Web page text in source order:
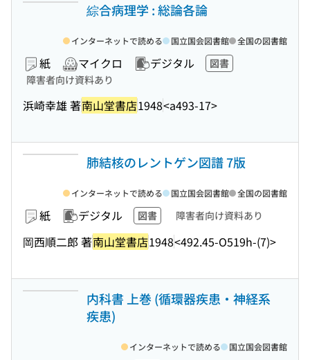
綜合病理学 : 総論各論
紙 マイクロ デジタル
図書
障害者向け資料あり
浜崎幸雄 著南山堂書店1948<a493-17>
インターネットで読める 国立国会図書館 全国の図書館
肺結核のレントゲン図譜 7版
紙 デジタル 図書 障害者向け資料あり
岡西順二郎 著南山堂書店1948<492.45-O519h-(7)>
インターネットで読める 国立国会図書館 全国の図書館
内科書 上巻 (循環器疾患・神経系
疾患)
インターネットで読める 国立国会図書館